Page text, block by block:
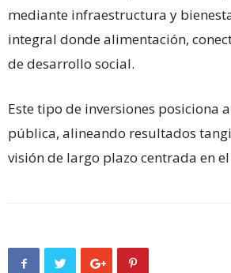
mediante infraestructura y
integral donde alimentación,
de desarrollo social.
Este tipo de inversiones posiciona
pública, alineando resultados
visión de largo plazo centrada en